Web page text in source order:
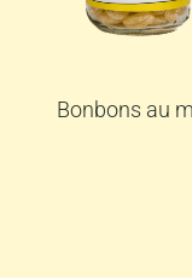
Bonbons au